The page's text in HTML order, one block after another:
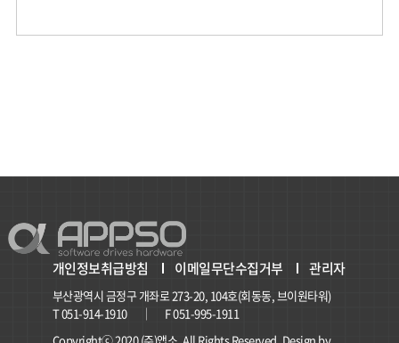
개인정보취급방침 이메일무단수집거부 관리자
부산광역시 금정구 개좌로 273-20, 104호(회동동, 브이원타워)
T 051-914-1910 │ F 051-995-1911